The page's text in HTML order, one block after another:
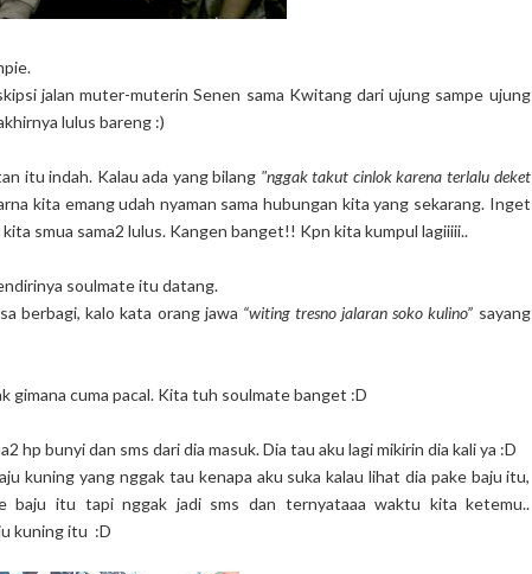
jalan muter-muterin Senen sama Kwitang dari ujung sampe ujung
lulus bareng :)
itu indah. Kalau ada yang bilang "nggak takut cinlok karena terlalu deket
kita emang udah nyaman sama hubungan kita yang sekarang. Inget
smua sama2 lulus. Kangen banget!! Kpn kita kumpul lagiiiii..
soulmate itu datang.
berbagi, kalo kata orang jawa “witing tresno jalaran soko kulino” sayang
gimana cuma pacal. Kita tuh soulmate banget :D
hp bunyi dan sms dari dia masuk. Dia tau aku lagi mikirin dia kali ya :D
kuning yang nggak tau kenapa aku suka kalau lihat dia pake baju itu,
baju itu tapi nggak jadi sms dan ternyataaa waktu kita ketemu..
kuning itu :D